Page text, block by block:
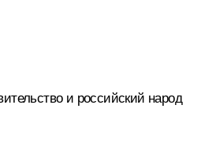
и российский народ